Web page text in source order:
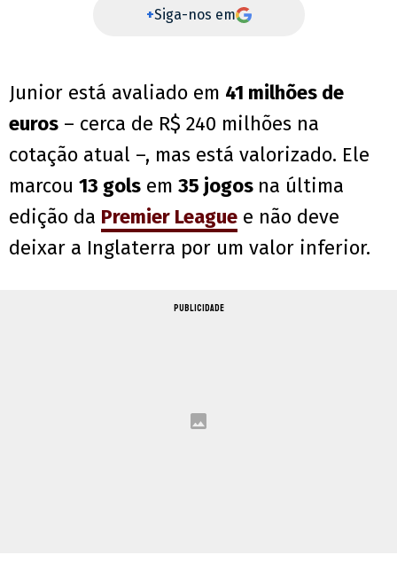
+Siga-nos em
Junior está avaliado em 41 milhões de
euros – cerca de R$ 240 milhões na
cotação atual –, mas está valorizado. Ele
marcou 13 gols em 35 jogos na última
edição da Premier League e não deve
deixar a Inglaterra por um valor inferior.
PUBLICIDADE